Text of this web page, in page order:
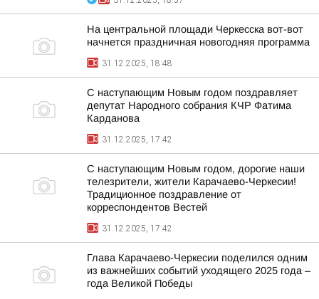
На центральной площади Черкесска вот-вот
начнется праздничная новогодняя программа
31.12.2025, 18:48
С наступающим Новым годом поздравляет
депутат Народного собрания КЧР Фатима
Карданова
31.12.2025, 17:42
С наступающим Новым годом, дорогие наши
телезрители, жители Карачаево-Черкесии!
Традиционное поздравление от
корреспондентов Вестей
31.12.2025, 17:42
Глава Карачаево-Черкесии поделился одним
из важнейших событий уходящего 2025 года –
года Великой Победы